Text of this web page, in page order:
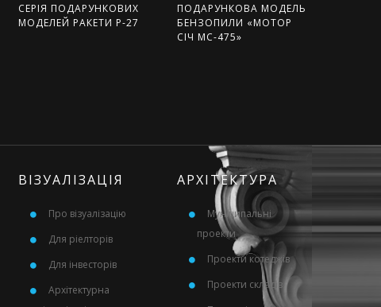
СЕРІЯ ПОДАРУНКОВИХ
МОДЕЛЕЙ РАКЕТИ Р-27
ПОДАРУНКОВА МОДЕЛЬ
БЕНЗОПИЛИ «МОТОР
СІЧ МС-475»
ВІЗУАЛІЗАЦІЯ
Про візуалізацію
Для ріелторів
Для інвесторів
Архітектурна
АРХІТЕКТУРА
Муніципальні
проекти
Проекти котеджів
Проекти складів